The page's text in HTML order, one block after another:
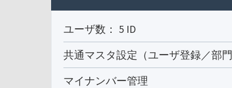
ユーザ数： 5 ID
共通マスタ設定（ユーザ登録／部
マイナンバー管理